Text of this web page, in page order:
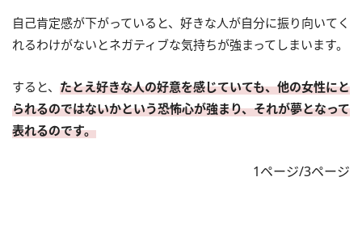
自己肯定感が下がっていると、好きな人が自分に振り向いてく
れるわけがないとネガティブな気持ちが強まってしまいます。
すると、 たとえ好きな人の好意を感じていても、他の女性にと
られるのではないかという恐怖心が強まり、それが夢となって
表れるのです。
1ページ/3ページ